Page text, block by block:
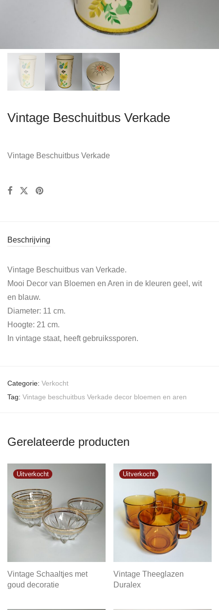
Vintage Beschuitbus Verkade
Vintage Beschuitbus Verkade
Beschrijving
Vintage Beschuitbus van Verkade.
Mooi Decor van Bloemen en Aren in de kleuren geel, wit
en blauw.
Diameter: 11 cm.
Hoogte: 21 cm.
In vintage staat, heeft gebruikssporen.
Categorie: Verkocht
Tag: Vintage beschuitbus Verkade decor bloemen en aren
Gerelateerde producten
Vintage Schaaltjes met
goud decoratie
Vintage Theeglazen
Duralex